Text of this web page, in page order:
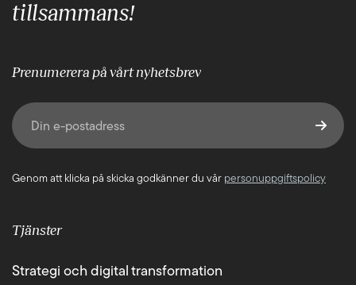
tillsammans!
Prenumerera på vårt nyhetsbrev
E-post(Obligatoriskt)
Genom att klicka på skicka godkänner du vår personuppgiftspolicy
Tjänster
Strategi och digital transformation